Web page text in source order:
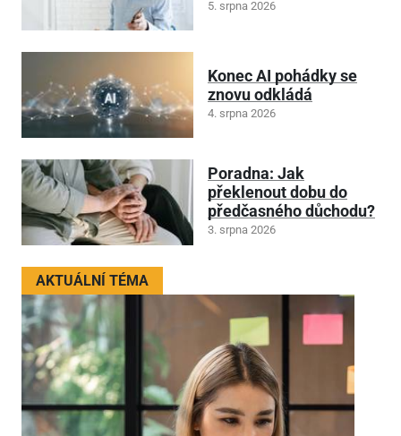
5. srpna 2026
Konec AI pohádky se
znovu odkládá
4. srpna 2026
Poradna: Jak
překlenout dobu do
předčasného důchodu?
3. srpna 2026
AKTUÁLNÍ TÉMA